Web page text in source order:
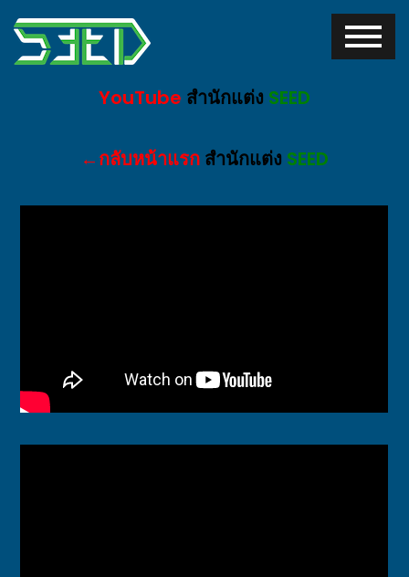
YouTube สำนักแต่ง SEED
←กลับหน้าแรก สำนักแต่ง SEED